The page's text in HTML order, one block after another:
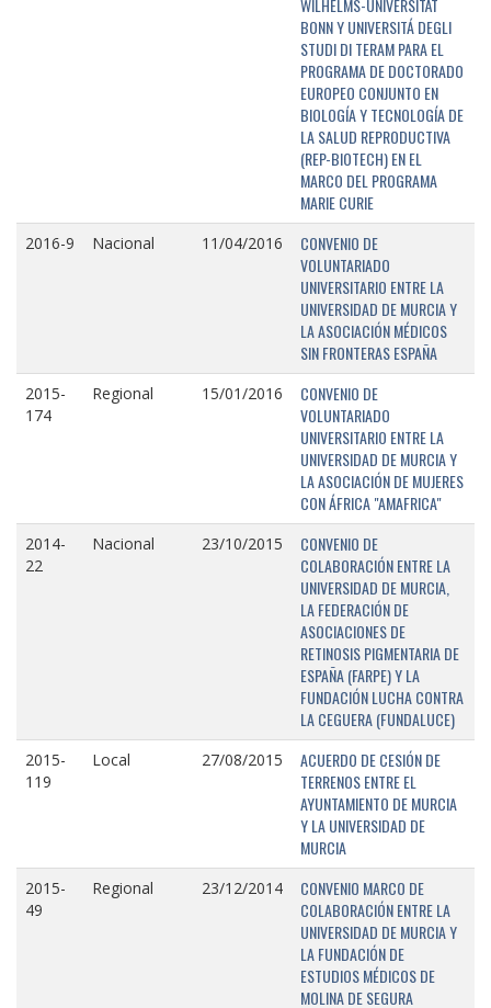
WILHELMS-UNIVERSITÄT
BONN Y UNIVERSITÁ DEGLI
STUDI DI TERAM PARA EL
PROGRAMA DE DOCTORADO
EUROPEO CONJUNTO EN
BIOLOGÍA Y TECNOLOGÍA DE
LA SALUD REPRODUCTIVA
(REP-BIOTECH) EN EL
MARCO DEL PROGRAMA
MARIE CURIE
2016-9 Nacional 11/04/2016
CONVENIO DE
VOLUNTARIADO
UNIVERSITARIO ENTRE LA
UNIVERSIDAD DE MURCIA Y
LA ASOCIACIÓN MÉDICOS
SIN FRONTERAS ESPAÑA
2015-
174
Regional 15/01/2016
CONVENIO DE
VOLUNTARIADO
UNIVERSITARIO ENTRE LA
UNIVERSIDAD DE MURCIA Y
LA ASOCIACIÓN DE MUJERES
CON ÁFRICA "AMAFRICA"
2014-
22
Nacional 23/10/2015
CONVENIO DE
COLABORACIÓN ENTRE LA
UNIVERSIDAD DE MURCIA,
LA FEDERACIÓN DE
ASOCIACIONES DE
RETINOSIS PIGMENTARIA DE
ESPAÑA (FARPE) Y LA
FUNDACIÓN LUCHA CONTRA
LA CEGUERA (FUNDALUCE)
2015-
119
Local 27/08/2015
ACUERDO DE CESIÓN DE
TERRENOS ENTRE EL
AYUNTAMIENTO DE MURCIA
Y LA UNIVERSIDAD DE
MURCIA
2015-
49
Regional 23/12/2014
CONVENIO MARCO DE
COLABORACIÓN ENTRE LA
UNIVERSIDAD DE MURCIA Y
LA FUNDACIÓN DE
ESTUDIOS MÉDICOS DE
MOLINA DE SEGURA